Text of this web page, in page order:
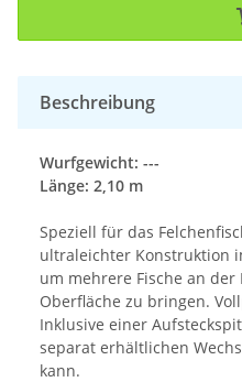
Beschreibung
Wurfgewicht: ---
Länge: 2,10 m
Speziell für das
ultraleichter Konstruktion
um mehrere Fische an
Oberfläche zu bringen.
Inklusive einer
separat erhältlichen
kann.